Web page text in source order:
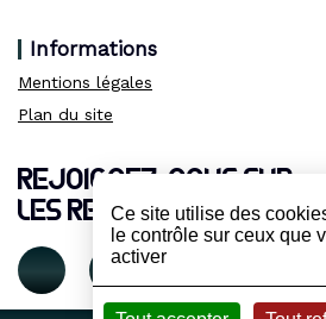
Informations
Mentions légales
Plan du site
REJOIGNEZ-NOUS SUR
LES RESEAUX :
Ce site utilise des
le contrôle sur ceux que
activer